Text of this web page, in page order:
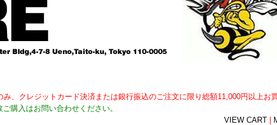
、クレジットカード決済または銀行振込のご注文に限り総額11,000円以上お
購入はお問い合わせください。
VIEW CART